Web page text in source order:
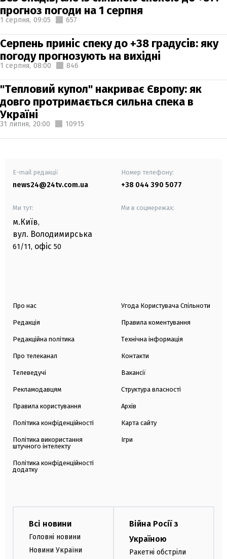
прогноз погоди на 1 серпня
1 серпня, 09:05 657
Серпень приніс спеку до +38 градусів: яку
погоду прогнозують на вихідні
1 серпня, 08:00 846
"Тепловий купол" накриває Європу: як
довго протримається сильна спека в
Україні
31 липня, 20:00 10915
E-mail редакції
news24@24tv.com.ua
Номер телефону:
+38 044 390 5077
Ми тут:
м.Київ,
вул. Володимирська
61/11, офіс 50
Ми в соцмережах:
Про нас
Редакція
Редакційна політика
Про телеканал
Телеведучі
Рекламодавцям
Правила користування
Політика конфіденційності
Політика використання
штучного інтелекту
Політика конфіденційності
додатку
Угода Користувача Спільноти
Правила коментування
Технічна інформація
Контакти
Вакансії
Структура власності
Архів
Карта сайту
Ігри
Всі новини
Головні новини
Новини України
Війна Росії з
Україною
Ракетні обстріли